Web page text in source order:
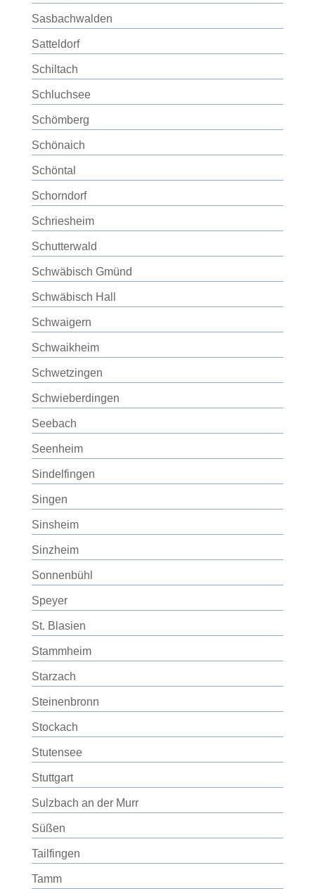
Sasbachwalden
Satteldorf
Schiltach
Schluchsee
Schömberg
Schönaich
Schöntal
Schorndorf
Schriesheim
Schutterwald
Schwäbisch Gmünd
Schwäbisch Hall
Schwaigern
Schwaikheim
Schwetzingen
Schwieberdingen
Seebach
Seenheim
Sindelfingen
Singen
Sinsheim
Sinzheim
Sonnenbühl
Speyer
St. Blasien
Stammheim
Starzach
Steinenbronn
Stockach
Stutensee
Stuttgart
Sulzbach an der Murr
Süßen
Tailfingen
Tamm